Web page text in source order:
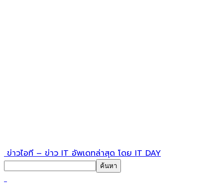
ข่าวไอที – ข่าว IT อัพเดทล่าสุด โดย IT DAY